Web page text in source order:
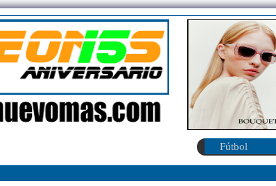
Fútbol